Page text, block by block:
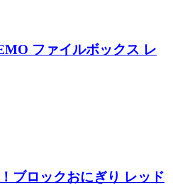
ファイルボックス レ
ブロックおにぎり レッド